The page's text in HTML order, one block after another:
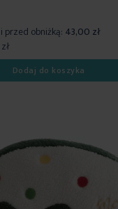
przed obniżką: 43,00 zł
Dodaj do koszyka